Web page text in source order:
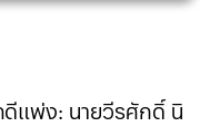
ดีแพ่ง: นายวีรศักดิ์ นิ